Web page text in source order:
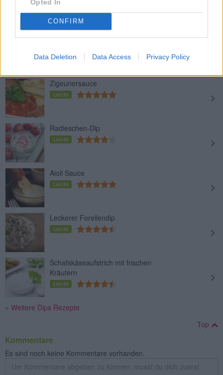
Opted In
CONFIRM
Data Deletion Data Access Privacy Policy
Mittel
Oliven-Tapenade
Zigeunersauce
Leicht
Radieschen-Dip
Leicht
Aioli Sauce
Leicht
Leckerer Forellendip
Leicht
Schafskäseaufstrich mit frischen
Kräutern
Leicht
» Weitere Dips Rezepte
Top
Kommentare
Es sind noch keine Kommentare vorhanden.